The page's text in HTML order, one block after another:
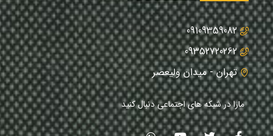
09109359082
09352720262
تهران - میدان ولیعصر
مارا در شبکه های اجتماعی دنبال کنید